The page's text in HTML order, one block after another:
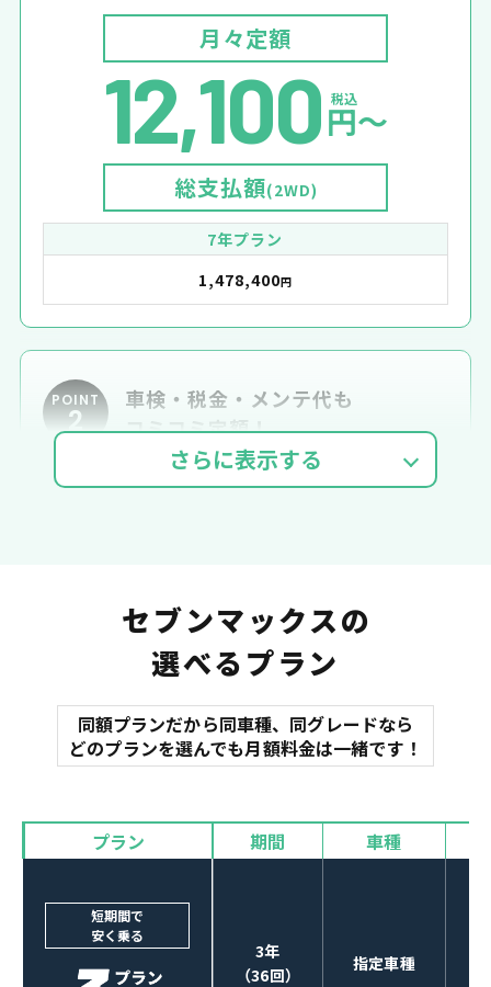
月々定額
12,100 税込
円〜
総支払額(2WD)
7年プラン
1,478,400円
POINT
2
車検・税金・メンテ代も
コミコミ定額！
オイル交換 諸費用
マット
バイザー
3
オプションも選べる！
セブンマックスの
選べるプラン
同額プランだから同車種、同グレードなら
どのプランを選んでも月額料金は一緒です！
プラン 期間 車種
短期間で
安く乗る
3年
（36回）
指定車種